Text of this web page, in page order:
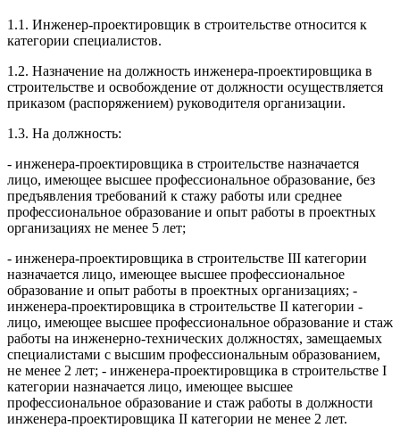
1.1. Инженер-проектировщик в строительстве относится к
категории специалистов.
1.2. Назначение на должность инженера-проектировщика в
строительстве и освобождение от должности осуществляется
приказом (распоряжением) руководителя организации.
1.3. На должность:
- инженера-проектировщика в строительстве назначается
лицо, имеющее высшее профессиональное образование, без
предъявления требований к стажу работы или среднее
профессиональное образование и опыт работы в проектных
организациях не менее 5 лет;
- инженера-проектировщика в строительстве III категории
назначается лицо, имеющее высшее профессиональное
образование и опыт работы в проектных организациях; -
инженера-проектировщика в строительстве II категории -
лицо, имеющее высшее профессиональное образование и стаж
работы на инженерно-технических должностях, замещаемых
специалистами с высшим профессиональным образованием,
не менее 2 лет; - инженера-проектировщика в строительстве I
категории назначается лицо, имеющее высшее
профессиональное образование и стаж работы в должности
инженера-проектировщика II категории не менее 2 лет.